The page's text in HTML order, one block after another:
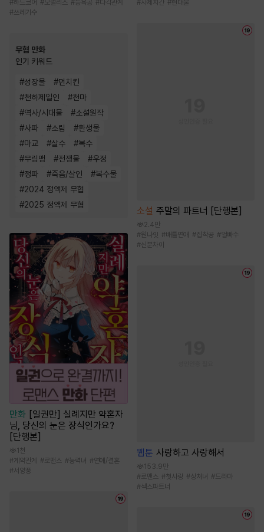
#하드코어 #모럴리스 #능욕공 # 다각관계
#쓰레기수
무협 만화
인기 키워드
#성장물 #먼치킨
#천하제일인 #천마
#역사/시대물 #소설원작
#사파 #소림 #환생물
#마교 #살수 #복수
#무림맹 #전쟁물 #우정
#정파 #죽음/살인 #복수물
#2024 정액제 무협
#2025 정액제 무협
만화 [일권만] 실례지만 약혼자
님, 당신의 눈은 장식인가요?
[단행본]
1천
# 계약관계 #로맨스 #능력녀 #연애/결혼
#서양풍
#사제지간 #현대물
소설 주말의 파트너 [단행본]
2.4만
#원나잇 #배틀연애 #집착공 #얼빠수
#신분차이
웹툰 사랑하고 사랑해서
153.9만
#로맨스 #첫사랑 #상처녀 #드라마
#섹스파트너